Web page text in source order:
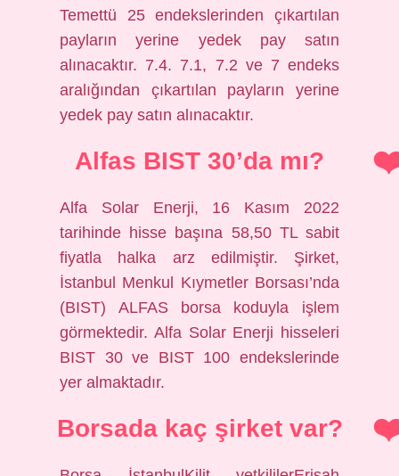
Temettü 25 endekslerinden çıkartılan
payların yerine yedek pay satın
alınacaktır. 7.4. 7.1, 7.2 ve 7 endeks
aralığından çıkartılan payların yerine
yedek pay satın alınacaktır.
Alfas BIST 30’da mı?
Alfa Solar Enerji, 16 Kasım 2022
tarihinde hisse başına 58,50 TL sabit
fiyatla halka arz edilmiştir. Şirket,
İstanbul Menkul Kıymetler Borsası’nda
(BIST) ALFAS borsa koduyla işlem
görmektedir. Alfa Solar Enerji hisseleri
BIST 30 ve BIST 100 endekslerinde
yer almaktadır.
Borsada kaç şirket var?